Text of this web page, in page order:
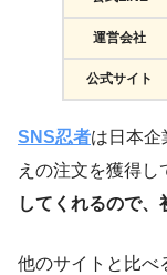
運営会社
公式サイト
SNS忍者は日本企
えの注文を獲得し
してくれるので、
他のサイトと比べ